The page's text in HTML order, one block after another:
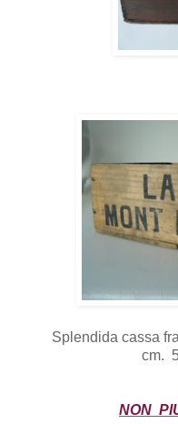
Splendida cassa
cm.
NON